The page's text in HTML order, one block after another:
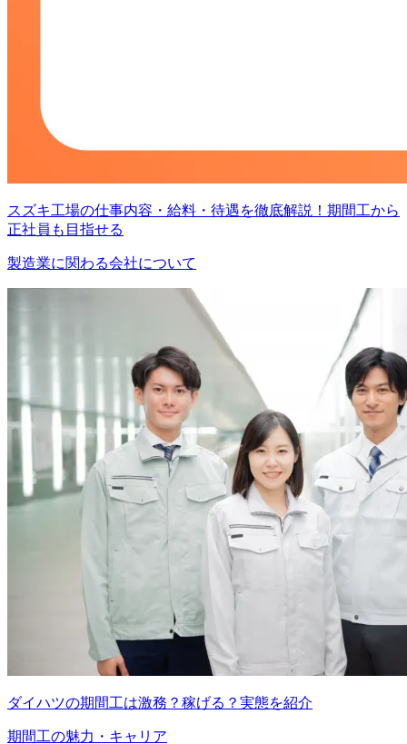
スズキ工場の仕事内容・給料・待遇を徹底解説！期間工から
正社員も目指せる
製造業に関わる会社について
ダイハツの期間工は激務？稼げる？実態を紹介
期間工の魅力・キャリア